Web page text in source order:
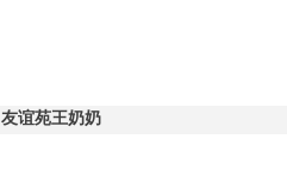
友谊苑王奶奶